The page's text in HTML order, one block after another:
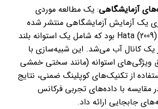
آزمایشگاهی: یک مطالعه موردی
یک آزمایش آزمایشگاهی منتشر شده
توسط Hara و Hata (2009) بود که شامل یک استوانه بلند
یک کانال آب می‌شد. این شبیه‌سازی با
ویژگی‌های استوانه (مانند سختی خمشی
از تکنیک‌های کوپلینگ ضمنی، نتایج
مقایسه با داده‌های تجربی فرکانس
جابجایی ارائه داد.